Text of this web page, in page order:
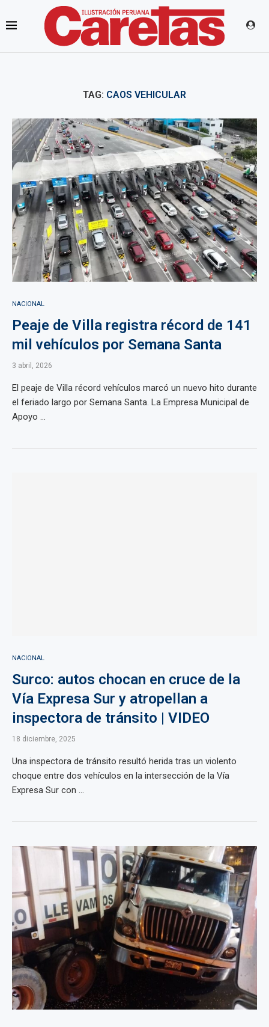
TAG: CAOS VEHICULAR
NACIONAL
Peaje de Villa registra récord de 141
mil vehículos por Semana Santa
3 abril, 2026
El peaje de Villa récord vehículos marcó un nuevo hito durante
el feriado largo por Semana Santa. La Empresa Municipal de
Apoyo ...
NACIONAL
Surco: autos chocan en cruce de la
Vía Expresa Sur y atropellan a
inspectora de tránsito | VIDEO
18 diciembre, 2025
Una inspectora de tránsito resultó herida tras un violento
choque entre dos vehículos en la intersección de la Vía
Expresa Sur con ...